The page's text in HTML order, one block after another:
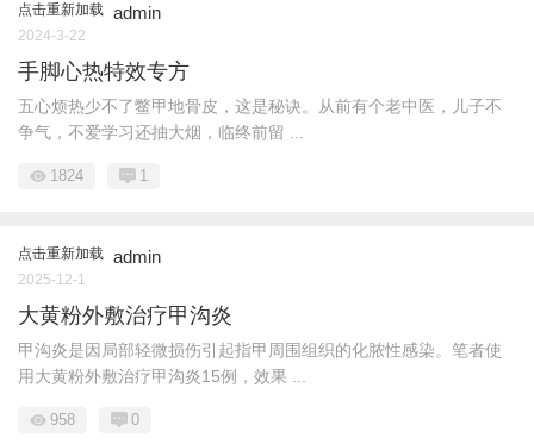
点击重新加载 admin
2024-3-22
手脚心热特效专方
五心烦热少不了鳖甲地骨皮，这是秘诀。从前有个老中医，儿子不
争气，不爱学习还抽大烟，临终前留 ...
1824 1
点击重新加载 admin
2025-12-1
大黄粉外敷治疗甲沟炎
甲沟炎是因局部轻微损伤引起指甲周围组织的化脓性感染。笔者使
用大黄粉外敷治疗甲沟炎15例，效果 ...
958 0